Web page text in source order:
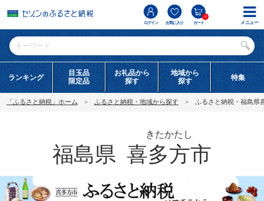
ログイン お気に入り カート
0
ランキング
目玉品
限定品
お礼品から
探す
地域から
探す
特集
「ふるさと納税」ホーム ふるさと納税・地域から探す ふるさと納税・福島県
福島県 喜多方市
きたかたし
メニュー